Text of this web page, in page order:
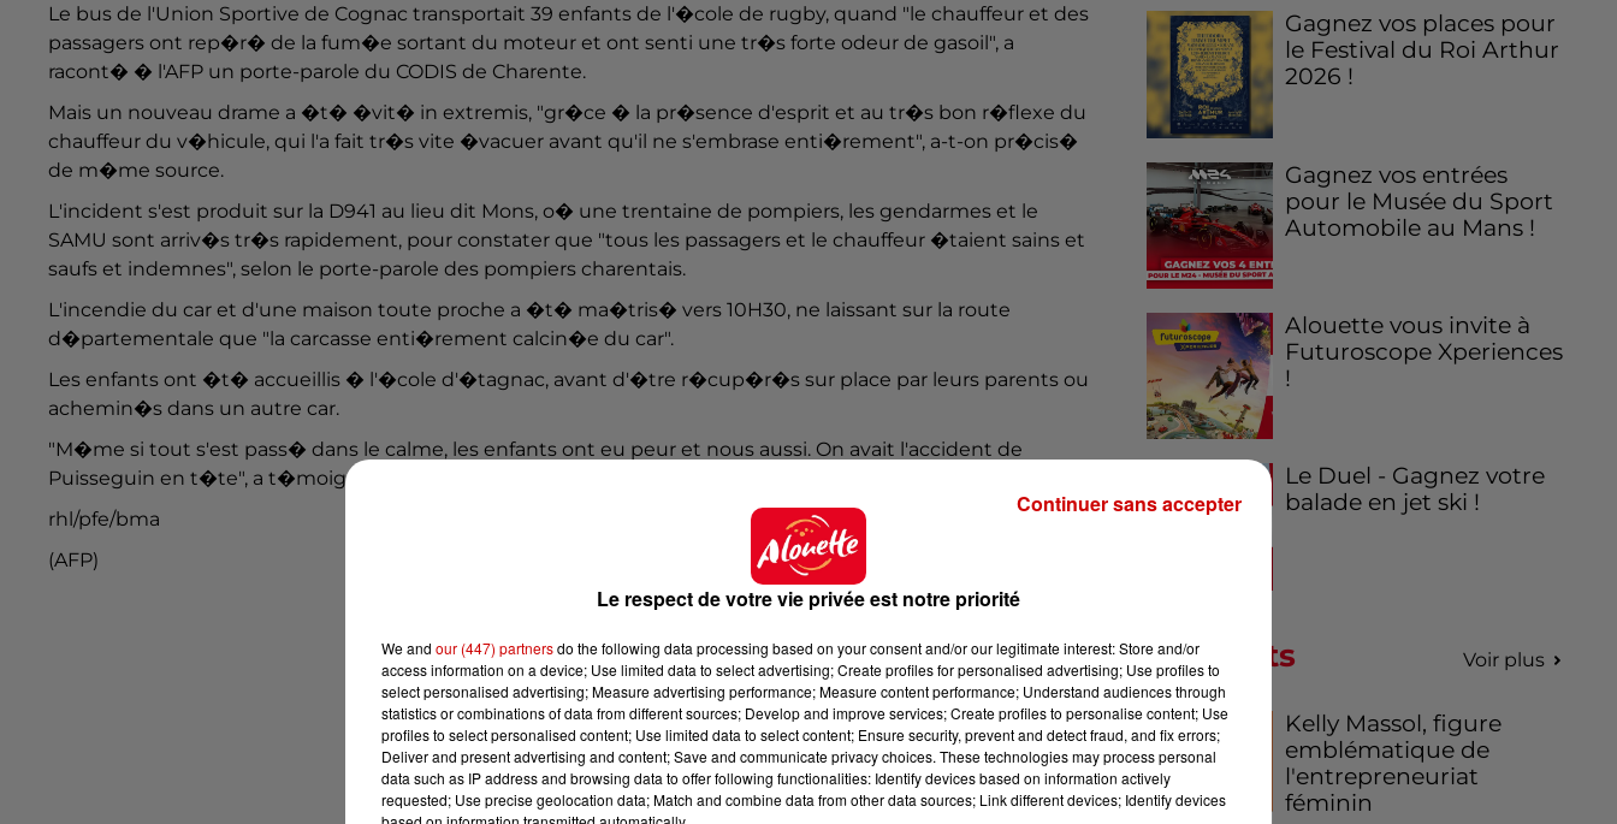
Le bus de l'Union Sportive de Cognac transportait 39 enfants de l'�cole de rugby, quand "le chauffeur et des
passagers ont rep�r� de la fum�e sortant du moteur et ont senti une tr�s forte odeur de gasoil", a
racont� � l'AFP un porte-parole du CODIS de Charente.
Mais un nouveau drame a �t� �vit� in extremis, "gr�ce � la pr�sence d'esprit et au tr�s bon r�flexe du
chauffeur du v�hicule, qui l'a fait tr�s vite �vacuer avant qu'il ne s'embrase enti�rement", a-t-on pr�cis�
de m�me source.
L'incident s'est produit sur la D941 au lieu dit Mons, o� une trentaine de pompiers, les gendarmes et le
SAMU sont arriv�s tr�s rapidement, pour constater que "tous les passagers et le chauffeur �taient sains et
saufs et indemnes", selon le porte-parole des pompiers charentais.
L'incendie du car et d'une maison toute proche a �t� ma�tris� vers 10H30, ne laissant sur la route
d�partementale que "la carcasse enti�rement calcin�e du car".
Les enfants ont �t� accueillis � l'�cole d'�tagnac, avant d'�tre r�cup�r�s sur place par leurs parents ou
achemin�s dans un autre car.
"M�me si tout s'est pass� dans le calme, les enfants ont eu peur et nous aussi. On avait l'accident de
Puisseguin en t�te", a t�moign� pour Sud-Ouest Alain Rougier, un �ducateur qui suivait le bus en voiture.
rhl/pfe/bma
(AFP)
Gagnez vos places pour
le Festival du Roi Arthur
2026 !
Gagnez vos entrées
pour le Musée du Sport
Automobile au Mans !
Alouette vous invite à
Futuroscope Xperiences
!
Le Duel - Gagnez votre
balade en jet ski !
Podcasts Voir plus
Kelly Massol, figure
emblématique de
l'entrepreneuriat
féminin
Le respect de votre vie privée est notre priorité
We and our (447) partnersdo the following data processing based on your consent and/or our legitimate interest: Store and/or
access information on a device; Use limited data to select advertising; Create profiles for personalised advertising; Use profiles to
select personalised advertising; Measure advertising performance; Measure content performance; Understand audiences through
statistics or combinations of data from different sources; Develop and improve services; Create profiles to personalise content; Use
profiles to select personalised content; Use limited data to select content; Ensure security, prevent and detect fraud, and fix errors;
Deliver and present advertising and content; Save and communicate privacy choices. These technologies may process personal
data such as IP address and browsing data to offer following functionalities: Identify devices based on information actively
requested; Use precise geolocation data; Match and combine data from other data sources; Link different devices; Identify devices
Continuer sans accepter